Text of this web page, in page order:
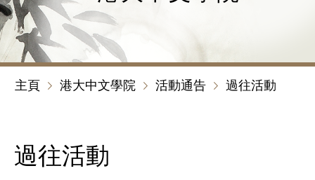
主頁 港大中文學院 活動通告 過往活動
過往活動